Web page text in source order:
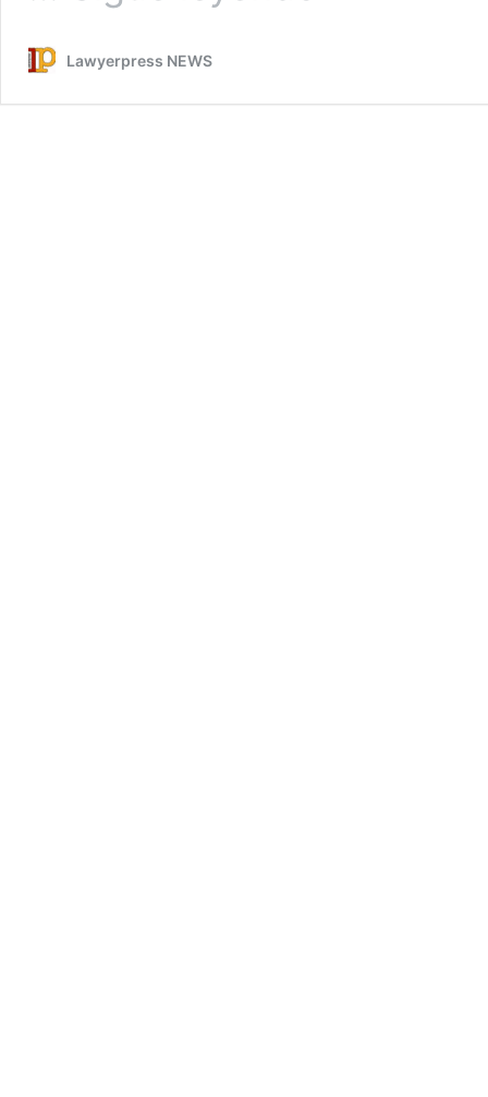
Lawyerpress NEWS